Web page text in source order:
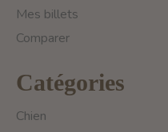
Mes billets
Comparer
Catégories
Chien